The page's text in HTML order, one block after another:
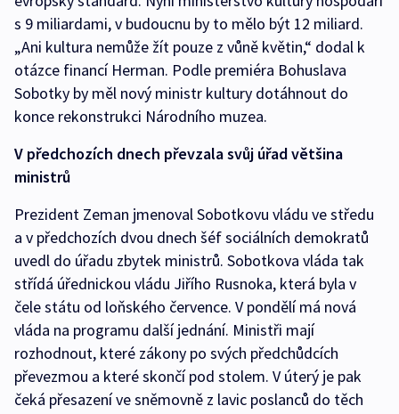
s 9 miliardami, v budoucnu by to mělo být 12 miliard.
„Ani kultura nemůže žít pouze z vůně květin,“ dodal k
otázce financí Herman. Podle premiéra Bohuslava
Sobotky by měl nový ministr kultury dotáhnout do
konce rekonstrukci Národního muzea.
V předchozích dnech převzala svůj úřad většina
ministrů
Prezident Zeman jmenoval Sobotkovu vládu ve středu
a v předchozích dvou dnech šéf sociálních demokratů
uvedl do úřadu zbytek ministrů. Sobotkova vláda tak
střídá úřednickou vládu Jiřího Rusnoka, která byla v
čele státu od loňského července. V pondělí má nová
vláda na programu další jednání. Ministři mají
rozhodnout, které zákony po svých předchůdcích
převezmou a které skončí pod stolem. V úterý je pak
čeká přesazení ve sněmovně z lavic poslanců do těch